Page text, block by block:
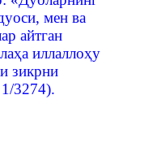
мен ва
айтган
иллаллоҳу
зикрни
3274).